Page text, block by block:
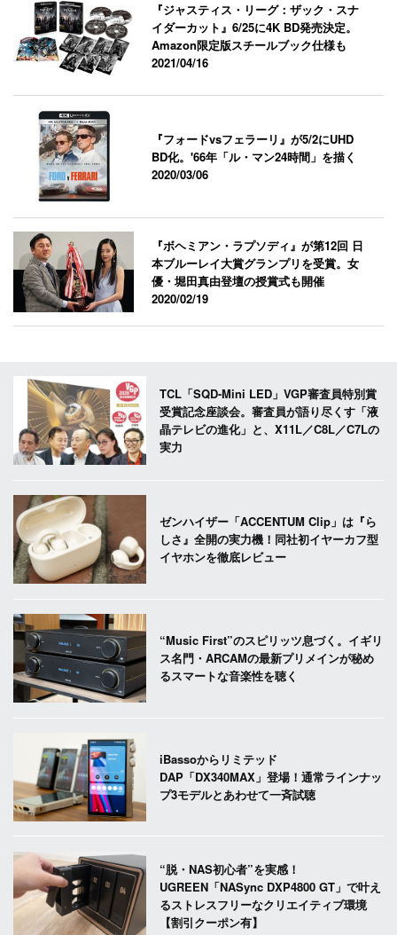
『ジャスティス・リーグ：ザック・スナ
イダーカット』6/25に4K BD発売決定。
Amazon限定版スチールブック仕様も
2021/04/16
『フォードvsフェラーリ』が5/2にUHD
BD化。'66年「ル・マン24時間」を描く
2020/03/06
『ボヘミアン・ラプソディ』が第12回 日
本ブルーレイ大賞グランプリを受賞。女
優・堀田真由登壇の授賞式も開催
2020/02/19
TCL「SQD-Mini LED」VGP審査員特別賞
受賞記念座談会。審査員が語り尽くす「液
晶テレビの進化」と、X11L／C8L／C7Lの
実力
ゼンハイザー「ACCENTUM Clip」は『ら
しさ』全開の実力機！同社初イヤーカフ型
イヤホンを徹底レビュー
“Music First”のスピリッツ息づく。イギリ
ス名門・ARCAMの最新プリメインが秘め
るスマートな音楽性を聴く
iBassoからリミテッド
DAP「DX340MAX」登場！通常ラインナッ
プ3モデルとあわせて一斉試聴
“脱・NAS初心者”を実感！
UGREEN「NASync DXP4800 GT」で叶え
るストレスフリーなクリエイティブ環境
【割引クーポン有】